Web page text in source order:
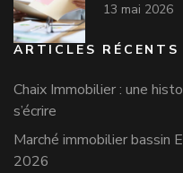
13 mai 2026
ARTICLES RÉCENTS
Chaix Immobilier : une
s’écrire
Marché immobilier bassin
2026